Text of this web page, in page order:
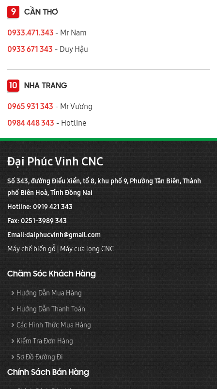
9 CẦN THƠ
0933.471.343 - Mr Nam
0933 671 343 - Duy Hậu
10 NHA TRANG
0965 931 343 - Mr Vương
0984 448 343 - Hotline
Đại Phúc Vinh CNC
Số 343, đường Điểu Xiển, tổ 8, khu phố 9, Phường Tân Biên, Thành
phố Biên Hoà, Tỉnh Đồng Nai
Hotline: 0919 421 343
Fax: 0251-3989 343
Email:daiphucvinh@gmail.com
Máy chế biến gỗ | Máy cưa lọng CNC
Chăm Sóc Khách Hàng
Hướng Dẫn Mua Hàng
Hướng Dẫn Thanh Toán
Các Hình Thức Mua Hàng
Kiểm Tra Đơn Hàng
Sơ Đồ Đường Đi
Chính Sách Bán Hàng